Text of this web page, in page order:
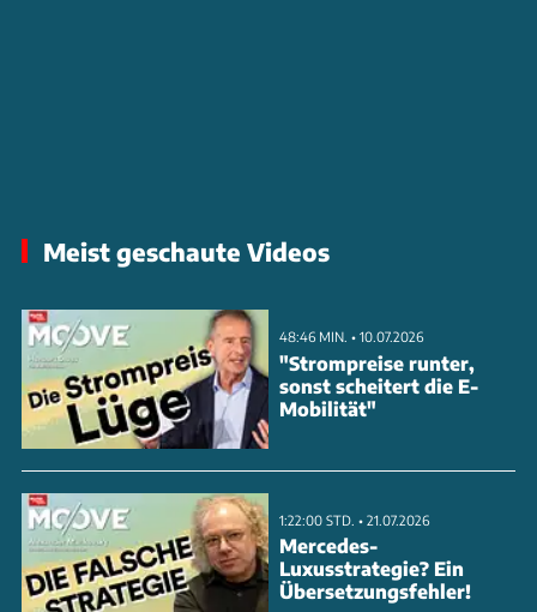
Meist geschaute Videos
48:46 MIN. • 10.07.2026
"Strompreise runter,
sonst scheitert die E-
Mobilität"
1:22:00 STD. • 21.07.2026
Mercedes-
Luxusstrategie? Ein
Übersetzungsfehler!